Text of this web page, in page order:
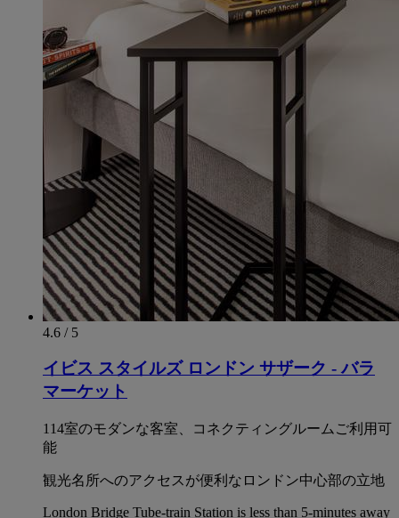
4.6 / 5
イビス スタイルズ ロンドン サザーク - バラ
マーケット
114室のモダンな客室、コネクティングルームご利用可
能
観光名所へのアクセスが便利なロンドン中心部の立地
London Bridge Tube-train Station is less than 5-minutes away